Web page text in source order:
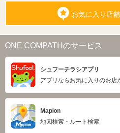
お気に入り店
ONE COMPATHのサービス
シュフーチラシアプリ
アプリならお気に入りのお店
Mapion
地図検索・ルート検索